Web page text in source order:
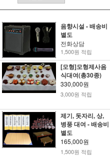
음향시설 - 배송비
별도
전화상담
1,500원 적립
[모형]모형제사음
식대여(총30종)
330,000원
3,000원 적립
제기, 돗자리, 상,
병풍 대여 - 배송비
별도
165,000원
1,500원 적립